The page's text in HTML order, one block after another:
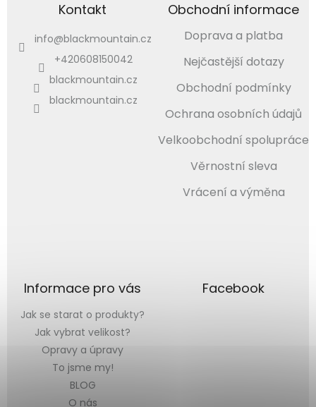
Kontakt
info@blackmountain.cz
+420608150042
blackmountain.cz
blackmountain.cz
Obchodní informace
Doprava a platba
Nejčastější dotazy
Obchodní podmínky
Ochrana osobních údajů
Velkoobchodní spolupráce
Věrnostní sleva
Vrácení a výměna
Informace pro vás
Jak se starat o produkty?
Jak vybrat velikost?
Opravy a úpravy
To jsme my!
BLOG
O nás
Facebook